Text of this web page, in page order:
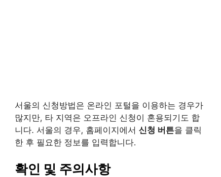
서울의 신청방법은 온라인 포털을 이용하는 경우가
많지만, 타 지역은 오프라인 신청이 혼용되기도 합
니다. 서울의 경우, 홈페이지에서 신청 버튼을 클릭
한 후 필요한 정보를 입력합니다.
확인 및 주의사항